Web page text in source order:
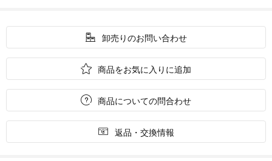
 卸売りのお問い合わせ
 商品をお気に入りに追加
 商品についての問合わせ
 返品・交換情報